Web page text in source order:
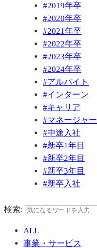
#2019年卒
#2020年卒
#2021年卒
#2022年卒
#2023年卒
#2024年卒
#アルバイト
#インターン
#キャリア
#マネージャー
#中途入社
#新卒1年目
#新卒2年目
#新卒3年目
#新卒入社
検索:
ALL
事業・サービス